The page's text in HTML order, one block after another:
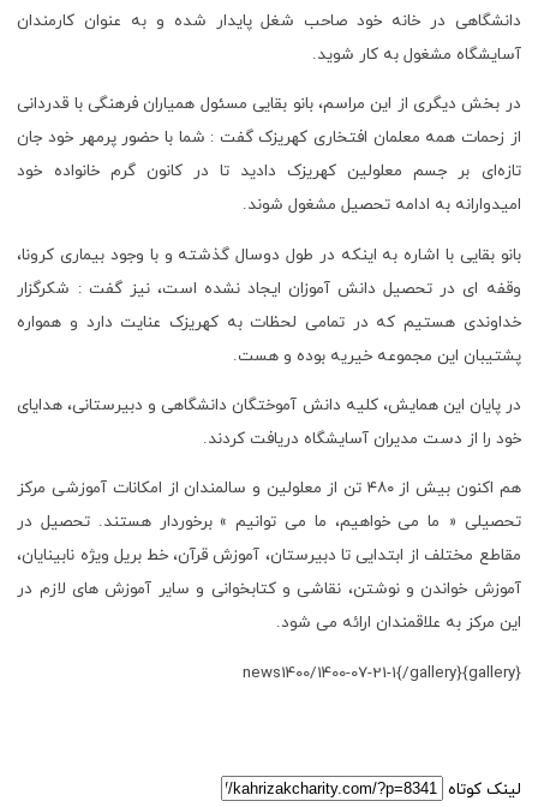
دانشگاهی در خانه خود صاحب شغل پایدار شده و به عنوان کارمندان
آسایشگاه مشغول به کار شوید.
در بخش دیگری از این مراسم، بانو بقایی مسئول همیاران فرهنگی با قدردانی
از زحمات همه معلمان افتخاری کهریزک گفت : شما با حضور پرمهر خود جان
تازه‌ای بر جسم معلولین کهریزک دادید تا در کانون گرم خانواده خود
امیدوارانه به ادامه تحصیل مشغول شوند.
بانو بقایی با اشاره به اینکه در طول دوسال گذشته و با وجود بیماری کرونا،
وقفه ای در تحصیل دانش آموزان ایجاد نشده است، نیز گفت : شکرگزار
خداوندی هستیم که در تمامی لحظات به کهریزک عنایت دارد و همواره
پشتیبان این مجموعه خیریه بوده و هست.
در پایان این همایش، کلیه دانش آموختگان دانشگاهی و دبیرستانی، هدایای
خود را از دست مدیران آسایشگاه دریافت کردند.
هم اکنون بیش از ۴۸۰ تن از معلولین و سالمندان از امکانات آموزشی مرکز
تحصیلی « ما می خواهیم، ما می توانیم » برخوردار هستند. تحصیل در
مقاطع مختلف از ابتدایی تا دبیرستان، آموزش قرآن، خط بریل ویژه نابینایان،
آموزش خواندن و نوشتن، نقاشی و کتابخوانی و سایر آموزش های لازم در
این مرکز به علاقمندان ارائه می شود.
{gallery}news1400/1400-07-21-1{/gallery}
لینک کوتاه